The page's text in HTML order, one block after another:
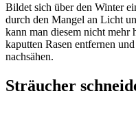
Bildet sich über den Winter
durch den Mangel an Licht
kann man diesem nicht mehr
kaputten Rasen entfernen
nachsähen.
Sträucher